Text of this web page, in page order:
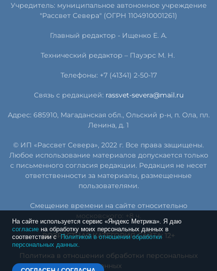
Учредитель: муниципальное автономное учреждение
"Рассвет Севера" (ОГРН 1104910001261)
Главный редактор - Ищенко Е. А.
Технический редактор – Пауэрс М. Н.
Телефоны: +7 (41341) 2-50-17
Связь с редакцией: rassvet-severa@mail.ru
Адрес: 685910, Магаданская обл., Ольский р-н, п. Ола, пл.
Ленина, д. 1
© ИП «Рассвет Севера», 2022 г. Все права защищены.
Любое использование материалов допускается только
с письменного согласия редакции. Редакция не несет
ответственности за материалы, размещенные
пользователями.
Смещение времени на сайте относительно
московского: +8 ч.
ВОЗРАСТНАЯ КАТЕГОРИЯ САЙТА: 12+
Политика в отношении обработки персональных
данных
На сайте используется сервис «Яндекс Метрика». Я даю
согласие на обработку моих персональных данных в
соответствии сПолитикой в отношении обработки
персональных данных.